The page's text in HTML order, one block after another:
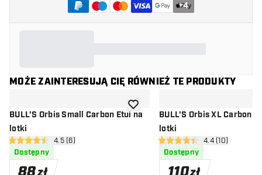
+4
MOŻE ZAINTERESUJĄ CIĘ RÓWNIEŻ TE PRODUKTY
BULL'S Orbis Small Carbon Etui na
lotki
otwórz panel recenzji
4.5 gwiazdki oceny
4.5 (6)
Dostępny
dodaj do listy życzeń
BULL'S Orbis XL Carbon Etui na
lotki
otwórz panel
4.4 gwiazdki oceny
4.4 (10)
Dostępny